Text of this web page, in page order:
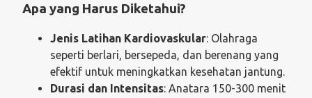
Apa yang Harus Diketahui?
Jenis Latihan Kardiovaskular: Olahraga
seperti berlari, bersepeda, dan berenang yang
efektif untuk meningkatkan kesehatan jantung.
Durasi dan Intensitas: Anatara 150-300 menit